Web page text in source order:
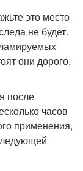
это место
не будет.
они дорого,
после
часов
применения,